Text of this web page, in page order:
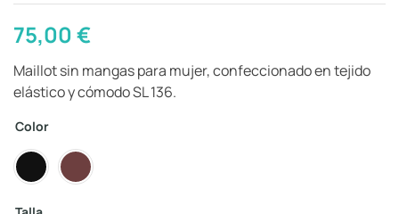
75,00€
Maillot sin mangas para mujer, confeccionado en tejido
elástico y cómodo SL 136.
Color